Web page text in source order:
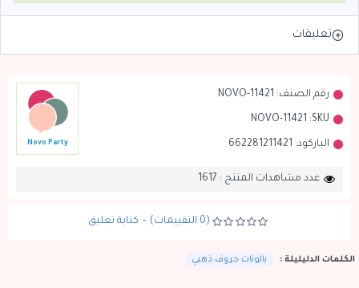
رقم الصنف: NOVO-11421
SKU:
NOVO-11421
الباركود: 662281211421
Novo Party
عدد مشاهدات المنتج : 1617
(0 التقييمات) - كتابة تعليق
تعليقات
الكلمات الدليليلة : بالونات حروف ذهبي